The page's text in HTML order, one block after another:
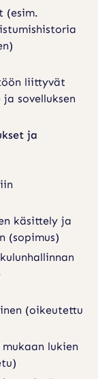
(esim.
liittyvät
sovelluksen
ja
käsittely ja
(sopimus)
(oikeutettu
lukien